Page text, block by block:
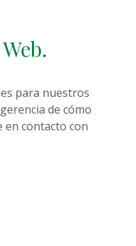
para nuestros
de cómo
en contacto con